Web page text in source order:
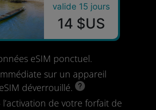
valide 15 jours
14 $US
eSIM ponctuel.
sur un appareil
déverrouillé.
de votre forfait de